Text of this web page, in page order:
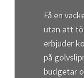
Få en
utan att
erbjuder
på
budgetar